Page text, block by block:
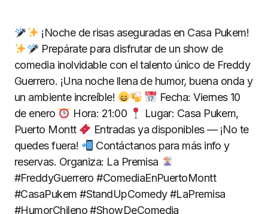
¡Noche de risas aseguradas en Casa Pukem!
Prepárate para disfrutar de un show de
comedia inolvidable con el talento único de Freddy
Guerrero. ¡Una noche llena de humor, buena onda y
un ambiente increíble!
Fecha: Viernes 10
de enero
Hora: 21:00
Lugar: Casa Pukem,
Puerto Montt
Entradas ya disponibles — ¡No te
quedes fuera!
Contáctanos para más info y
reservas. Organiza: La Premisa
#FreddyGuerrero #ComediaEnPuertoMontt
#CasaPukem #StandUpComedy #LaPremisa
#HumorChileno #ShowDeComedia